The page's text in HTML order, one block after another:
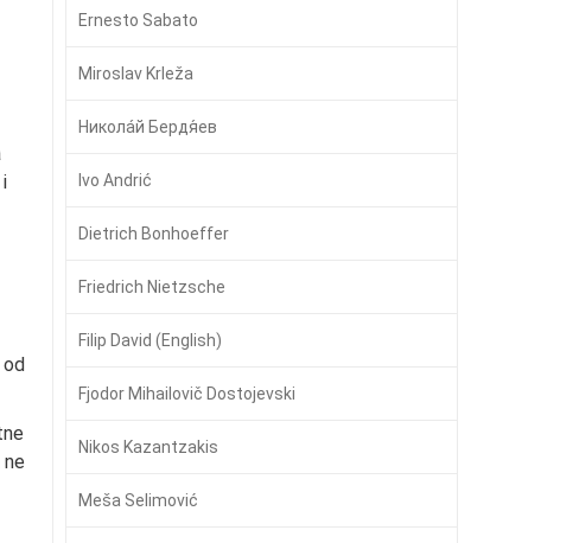
od
Ernesto Sabato
Miroslav Krleža
Никола́й Бердя́ев
Ivo Andrić
Dietrich Bonhoeffer
Friedrich Nietzsche
Filip David (English)
Fjodor Mihailovič Dostojevski
Nikos Kazantzakis
Meša Selimović